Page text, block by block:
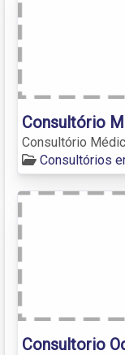
Consultório
Consultório
Consultórios
Consultorio